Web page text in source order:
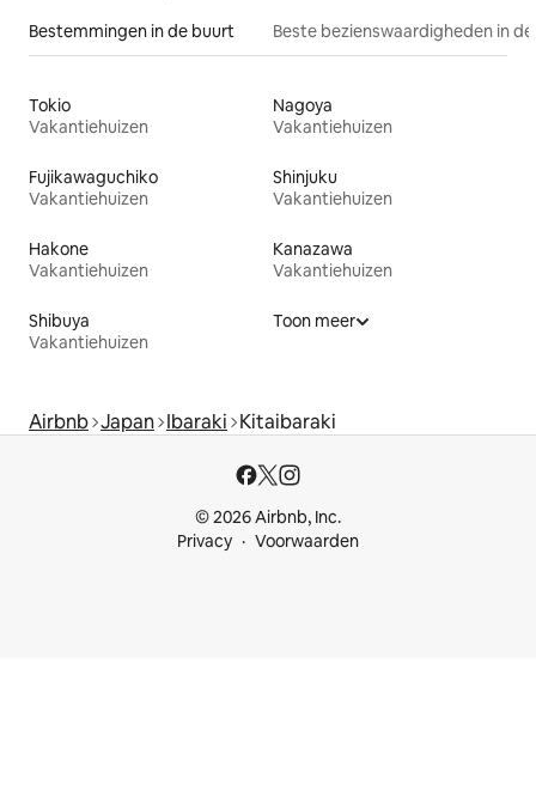
Bestemmingen in de buurt Beste bezienswaardigheden in
Tokio
Vakantiehuizen
Nagoya
Vakantiehuizen
Fujikawaguchiko
Vakantiehuizen
Shinjuku
Vakantiehuizen
Hakone
Vakantiehuizen
Kanazawa
Vakantiehuizen
Shibuya
Vakantiehuizen
Toon meer
Airbnb Japan Ibaraki Kitaibaraki
© 2026 Airbnb, Inc.
Privacy
Voorwaarden